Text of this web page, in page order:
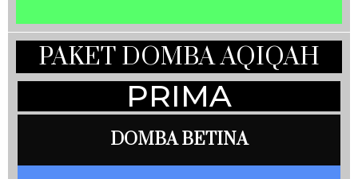
PAKET DOMBA AQIQAH
PRIMA
DOMBA BETINA